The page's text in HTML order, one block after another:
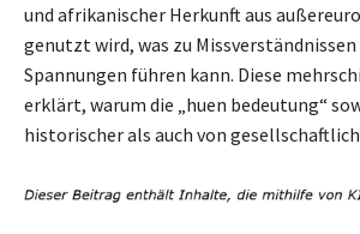
und afrikanischer Herkunft aus
genutzt wird, was zu
Spannungen führen kann. Diese
erklärt, warum die „huen bedeutung“
historischer als auch von